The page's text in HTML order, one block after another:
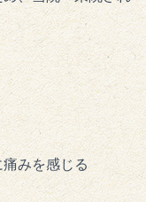
みを感じる